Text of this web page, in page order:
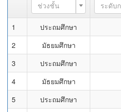
ช่วงชั้น ระดับ
1 ประถมศึกษา
2
มัธยมศึกษา
3
ประถมศึกษา
4
มัธยมศึกษา
5
ประถมศึกษา